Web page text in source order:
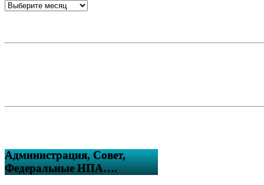
Администрация, Совет,
Федеральные НПА….